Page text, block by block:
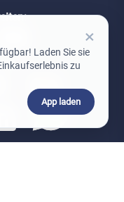
×
Laden Sie sie
zu
App laden